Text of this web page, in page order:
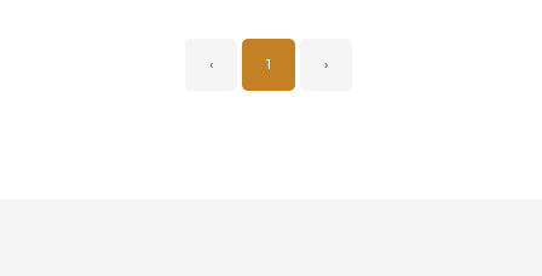
‹ 1 ›